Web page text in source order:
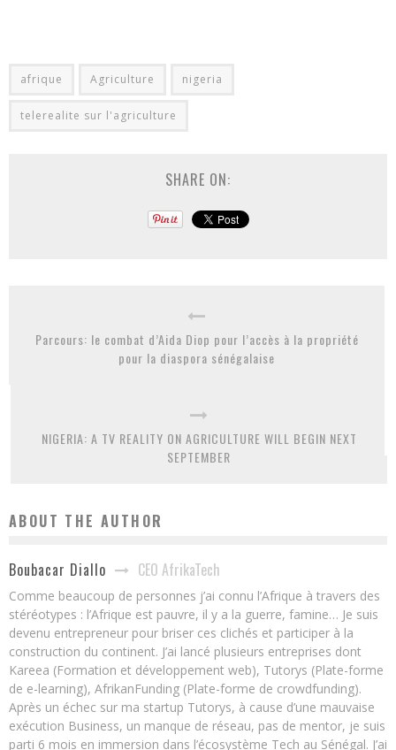
afrique Agriculture nigeria
telerealite sur l'agriculture
SHARE ON:
Parcours: le combat d’Aida Diop pour l’accès à la propriété
pour la diaspora sénégalaise
NIGERIA: A TV REALITY ON AGRICULTURE WILL BEGIN NEXT
SEPTEMBER
ABOUT THE AUTHOR
Boubacar Diallo CEO AfrikaTech
Comme beaucoup de personnes j’ai connu l’Afrique à travers des
stéréotypes : l’Afrique est pauvre, il y a la guerre, famine… Je suis
devenu entrepreneur pour briser ces clichés et participer à la
construction du continent. J’ai lancé plusieurs entreprises dont
Kareea (Formation et développement web), Tutorys (Plate-forme
de e-learning), AfrikanFunding (Plate-forme de crowdfunding).
Après un échec sur ma startup Tutorys, à cause d’une mauvaise
exécution Business, un manque de réseau, pas de mentor, je suis
parti 6 mois en immersion dans l’écosystème Tech au Sénégal. J’ai